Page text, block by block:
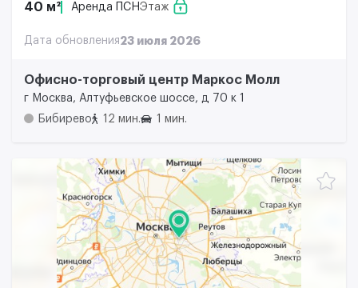
40 м² Аренда ПСНЭтаж
Дата обновления23 июля 2026
Офисно-торговый центр Маркос Молл
г Москва, Алтуфьевское шоссе, д 70 к 1
Бибирево
12 мин. 1 мин.